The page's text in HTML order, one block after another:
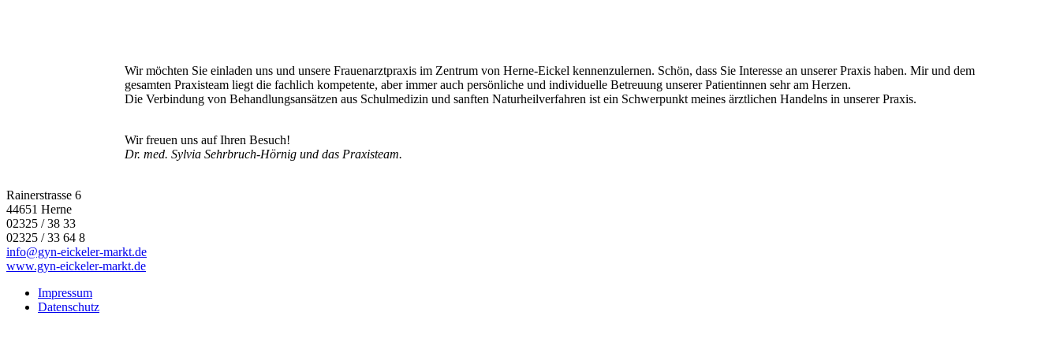
Wir möchten Sie einladen uns und unsere Frauenarztpraxis im Zentrum von Herne-Eickel kennenzulernen. Schön, dass Sie Interesse an unserer Praxis haben. Mir und dem
gesamten Praxisteam liegt die fachlich kompetente, aber immer auch persönliche und individuelle Betreuung unserer Patientinnen sehr am Herzen.
Die Verbindung von Behandlungsansätzen aus Schulmedizin und sanften Naturheilverfahren ist ein Schwerpunkt meines ärztlichen Handelns in unserer Praxis.
Wir freuen uns auf Ihren Besuch!
Dr. med. Sylvia Sehrbruch-Hörnig und das Praxisteam.
Rainerstrasse 6
44651 Herne
02325 / 38 33
02325 / 33 64 8
info@gyn-eickeler-markt.de
www.gyn-eickeler-markt.de
Impressum
Datenschutz